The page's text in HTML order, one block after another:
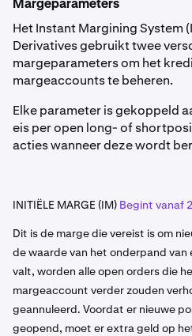
Margeparameters
Het Instant Margining System
Derivatives gebruikt twee
margeparameters om het
margeaccounts te beheren.
Elke parameter is gekoppeld
eis per open long- of
acties wanneer deze wordt
INITIËLE MARGE (IM) Begint vanaf
Dit is de marge die vereist is om
de waarde van het onderpand
valt, worden alle open orders die
margeaccount verder zouden
geannuleerd. Voordat er nieuwe
geopend, moet er extra geld op